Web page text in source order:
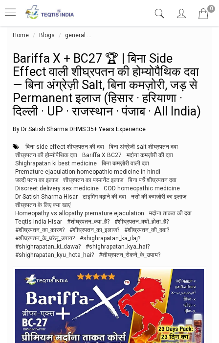
0
Home Blogs general
Bariffa X + BC27 🏆 | बिना Side
Effect वाली शीघ्रपतन की होम्योपैथिक दवा
— बिना अंग्रेज़ी Salt, बिना कमज़ोरी, जड़ से
Permanent इलाज (हिसार · हरियाणा ·
दिल्ली · UP · राजस्थान · पंजाब · All India)
By Dr Satish Sharma DHMS 35+ Years Experience
बिना side effect शीघ्रपतन की दवा
बिना अंग्रेजी salt शीघ्रपतन दवा
शीघ्रपतन की होम्योपैथिक दवा
Bariffa X BC27
मर्दाना कमज़ोरी की दवा
Shighrapatan ki best medicine
बिना कमज़ोरी वाली दवा
Premature ejaculation homeopathic medicine in hindi
जल्दी पतन का इलाज
शीघ्रपतन का परमानेंट इलाज
बिना पर्चे शीघ्रपतन दवा
Discreet delivery sex medicine
COD homeopathic medicine
Dr Satish Sharma Hisar
टाइमिंग बढ़ाने की दवा
नसों की कमज़ोरी का इलाज
शीघ्रपतन के लिए क्या खाएं
Homeopathy vs allopathy premature ejaculation
मर्दाना ताकत की दवा
Teqtis India Hisar
#शीघ्रपतन_क्या_है?
#शीघ्रपतन_क्यों_होता_है?
#शीघ्रपतन_का_कारण?
#शीघ्रपतन_का_इलाज?
#शीघ्रपतन_की_दवा?
#शीघ्रपतन_के_घरेलू_उपाय?
#shighrapatan_ka_ilaj?
#shighrapatan_ki_dawa?
#shighrapatan_kya_hai?
#shighrapatan_kyu_hota_hai?
#शीघ्रपतन_रोकने_के_उपाय?